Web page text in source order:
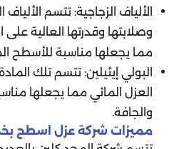
الألياف الزجاجية: تتسم الألياف
وصلابتها وقدرتها العالية
مما يجعلها مناسبة للأسطح
البولي إيثيلين: تتسم تلك
العزل المائي مما يجعلها
والجافة.
مميزات شركة عزل اسطح